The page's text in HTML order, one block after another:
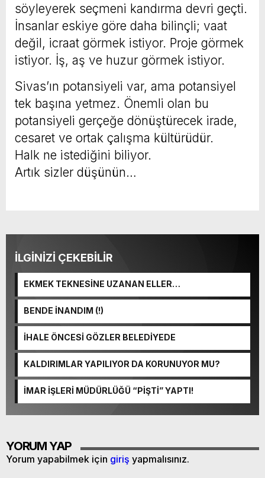
söyleyerek seçmeni kandırma devri geçti.
İnsanlar eskiye göre daha bilinçli; vaat
değil, icraat görmek istiyor. Proje görmek
istiyor. İş, aş ve huzur görmek istiyor.
Sivas’ın potansiyeli var, ama potansiyel
tek başına yetmez. Önemli olan bu
potansiyeli gerçeğe dönüştürecek irade,
cesaret ve ortak çalışma kültürüdür.
Halk ne istediğini biliyor.
Artık sizler düşünün…
İLGİNİZİ ÇEKEBİLİR
EKMEK TEKNESİNE UZANAN ELLER…
BENDE İNANDIM (!)
İHALE ÖNCESİ GÖZLER BELEDİYEDE
KALDIRIMLAR YAPILIYOR DA KORUNUYOR MU?
İMAR İŞLERİ MÜDÜRLÜĞÜ “PİŞTİ” YAPTI!
YORUM YAP
Yorum yapabilmek için giriş yapmalısınız.